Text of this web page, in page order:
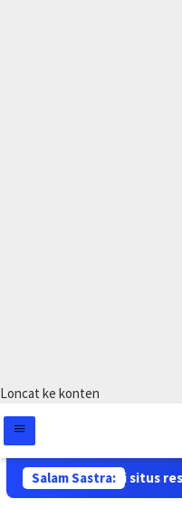
Loncat ke konten
Salam Sastra:
datang di situs resmi